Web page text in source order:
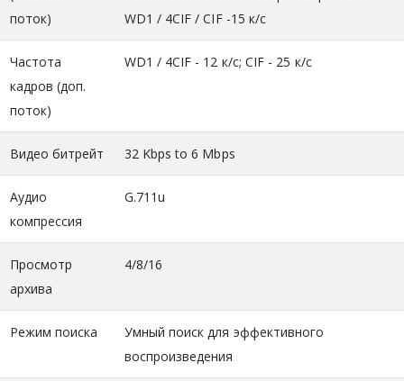
поток)
WD1 / 4CIF / CIF -15 к/с
Частота
кадров (доп.
поток)
WD1 / 4CIF - 12 к/с; CIF - 25 к/с
Видео битрейт 32 Kbps to 6 Mbps
Аудио
компрессия
G.711u
Просмотр
архива
4/8/16
Режим поиска
Умный поиск для эффективного
воспроизведения